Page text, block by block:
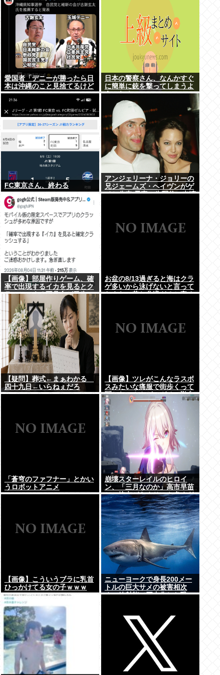
愛国者「デニーが勝ったら日
本は沖縄のこと見捨てるけど
いいの？」
日本の警察さん、なんかすぐ
に簡単に銃を撃ってしまうよ
うになる…
FC東京さん、終わる
アンジェリーナ・ジョリーの
兄ジェームズ・ヘイヴンがゲ
イと公表 元妻の生配信に出演
【画像】部屋作りゲーム、確
率で出現するイカを見るとク
ラッシュする不具合が発生ｗ
ｗｗ
お盆の8/13過ぎると海はクラ
ゲ多いから泳げないと言って
たよな。昔お盆過ぎると寒く
【疑問】葬式←まぁわかる
四十九日←いらねぇだろ
【画像】ツレがこんなラスボ
スみたいな痛服で街歩くって
聞かないんやが、ガチで勘弁
して欲しい
「蒼穹のファフナー」とかい
うロボットアニメ
崩壊スターレイルのヒロイ
ン、「三月なのか」高市早苗
との接点があまりにも多すぎ
る。もしかして早苗がモデ
ル？
【画像】こういうブラに乳首
ひっかけてる女の子ｗｗｗ
ニューヨークで身長200メー
トルの巨大サメの被害相次
ぐ、放射能で巨大化した恐